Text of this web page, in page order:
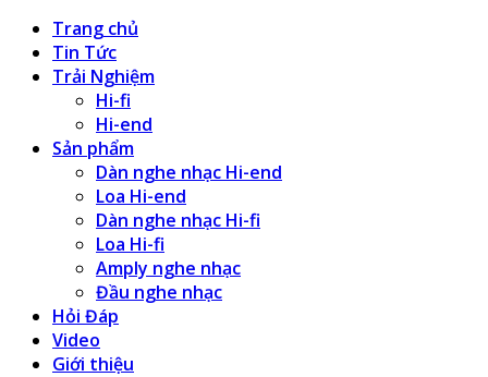
Trang chủ
Tin Tức
Trải Nghiệm
Hi-fi
Hi-end
Sản phẩm
Dàn nghe nhạc Hi-end
Loa Hi-end
Dàn nghe nhạc Hi-fi
Loa Hi-fi
Amply nghe nhạc
Đầu nghe nhạc
Hỏi Đáp
Video
Giới thiệu